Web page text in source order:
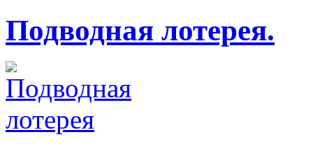
Подводная лотерея.